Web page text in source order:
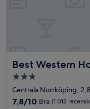
Best Western
Best Western Hotel
3.0-
stjärnigt
boende
Centrala Norrköping,
7.8
7,8/10 Bra (1 012